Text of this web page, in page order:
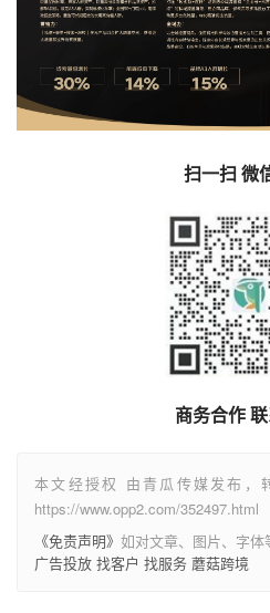
扫一扫 微
商务合作
本文经授权 由青瓜传媒发布，
https://www.opp2.com/352497.html
《免责声明》 如对文章、图片、字
广告投放 找客户 找服务 蘑菇跨境